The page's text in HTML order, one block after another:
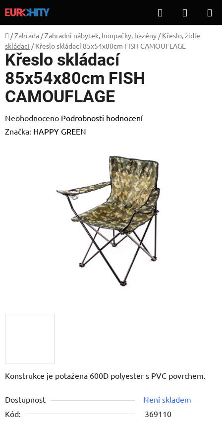
na
obsah
Hledat
KOŠÍK
Domů
/Zahrada /Zahradní nábytek, houpačky, bazény / Křeslo, židle
skládací / Křeslo skládací 85x54x80cm FISH CAMOUFLAGE
Konstrukce je potažena 600D polyester s PVC povrchem.
Dostupnost
Není skladem
Kód:
369110
Křeslo skládací
85x54x80cm FISH
CAMOUFLAGE
Průměrné
hodnocení
Neohodnoceno Podrobnosti hodnocení
Značka: HAPPY GREEN